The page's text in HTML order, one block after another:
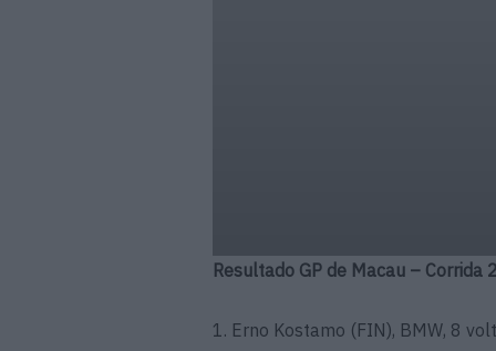
Resultado GP de Macau – Corrida
1. Erno Kostamo (FIN), BMW, 8